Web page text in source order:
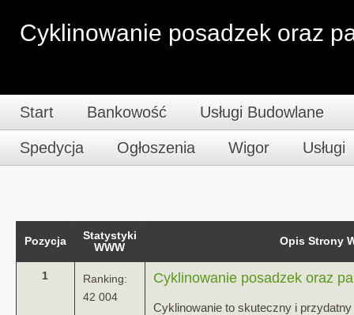
Cyklinowanie posadzek oraz
Start Bankowość Usługi Budowlane
Spedycja Ogłoszenia Wigor Usługi
Pozycja
Statystyki
WWW
Opis Strony
1
Ranking:
42 004
Cyklinowanie posadzek oraz
Cyklinowanie to skuteczny i